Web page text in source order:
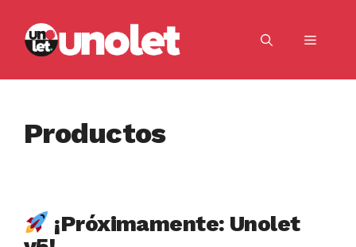
contenido
Menú
Productos
¡Próximamente: Unolet